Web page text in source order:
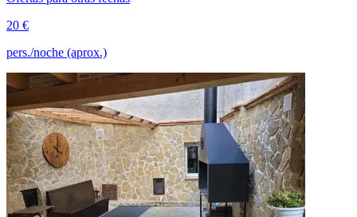
20 €
pers./noche (aprox.)